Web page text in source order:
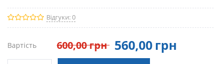
Відгуки: 0
Вартість 600,00грн 560,00 грн